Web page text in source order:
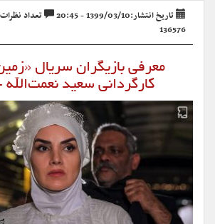
تاریخ انتشار:1399/03/10 - 20:45 تعداد نظرات: ۰
136576
معرفی بازیگران سریال
کارگردانی سعید